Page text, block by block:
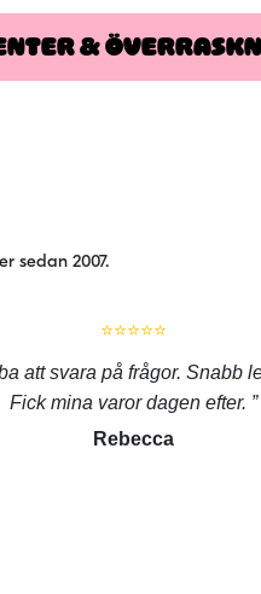
&
sedan 2007.
⭐⭐⭐⭐⭐
att svara på frågor. Snabb
Fick mina varor dagen efter.
Rebecca